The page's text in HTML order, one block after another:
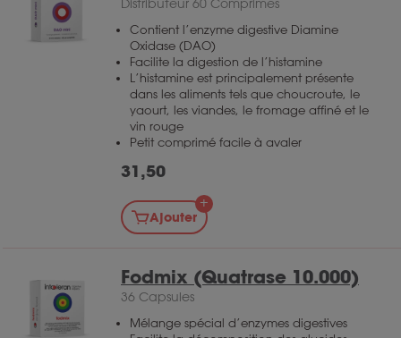
varier par personne.
*Allégation de santé en
attente d'approbation européenne
Distributeur 60 Comprimés
Contient l’enzyme digestive Diamine
Oxidase (DAO)
Facilite la digestion de l’histamine
L’histamine est principalement présente
dans les aliments tels que choucroute, le
yaourt, les viandes, le fromage affiné et le
vin rouge
Petit comprimé facile à avaler
31,50
Ajouter
Fodmix (Quatrase 10.000)
36 Capsules
Mélange spécial d’enzymes digestives